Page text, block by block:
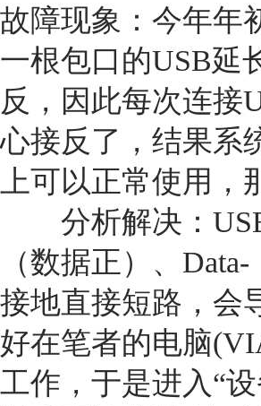
故障现象：今年年
一根包口的USB延
反，因此每次连接
心接反了，结果系
上可以正常使用
分析解决：USB
（数据正）、
接地直接短路，会
好在笔者的电脑
工作，于是进入“